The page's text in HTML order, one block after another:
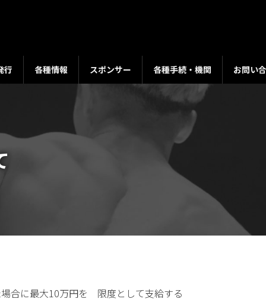
行 各種情報 スポンサー 各種手続・機関 お問い
合に最大10万円を 限度として支給する